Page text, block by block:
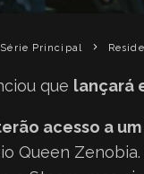
Série Principal
que lançará
acesso a
Queen